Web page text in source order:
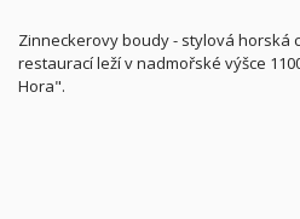
Zinneckerovy boudy - stylová horská
restaurací leží v nadmořské výšce
Hora".